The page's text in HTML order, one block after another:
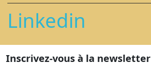
Linkedin
Inscrivez-vous à la newsletter